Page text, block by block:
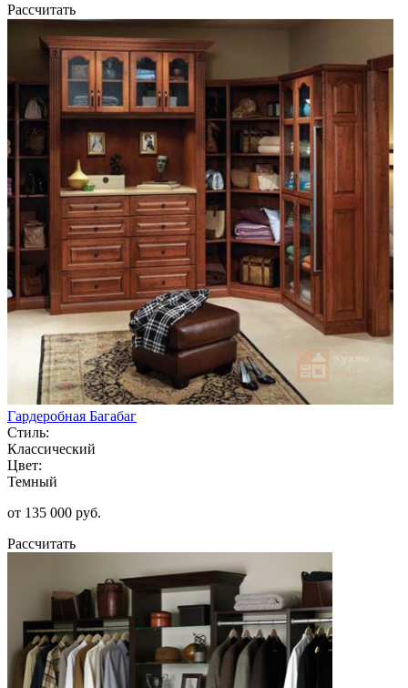
Рассчитать
Гардеробная Багабаг
Стиль:
Классический
Цвет:
Темный
от 135 000 руб.
Рассчитать